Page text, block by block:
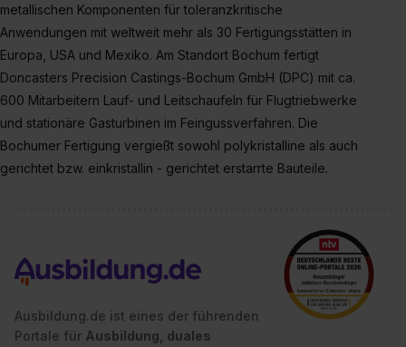
erlauben“. Die Einwilligung zur Platzierung von Cookies
der Kategorien „Präferenzen“, „Statistiken“ und „Social
Media und Marketing“ umfasst hierbei die Einwilligung
zur Übermittlung deiner Daten in die USA (Art. 49 Abs. 1
S. 1 lit. a) DS-GVO). Die USA verfügen über kein
angemessenes Datenschutzniveau (EuGH – Schrems
II). Du kannst die von dir erteilte Einwilligung jederzeit mit
Wirkung für die Zukunft ganz oder teilweise über unsere
einzelnen Cookies findest du durch Klick auf „Details
zeigen“. Weitere Informationen:
Datenschutzerklärung
Impressum.
metallischen Komponenten für toleranzkritische
Anwendungen mit weltweit mehr als 30 Fertigungsstätten in
Europa, USA und Mexiko. Am Standort Bochum fertigt
Doncasters Precision Castings-Bochum GmbH (DPC) mit ca.
600 Mitarbeitern Lauf- und Leitschaufeln für Flugtriebwerke
und stationäre Gasturbinen im Feingussverfahren. Die
Bochumer Fertigung vergießt sowohl polykristalline als auch
gerichtet bzw. einkristallin - gerichtet erstarrte Bauteile.
Ausbildung.de ist eines der führenden
Portale für Ausbildung, duales